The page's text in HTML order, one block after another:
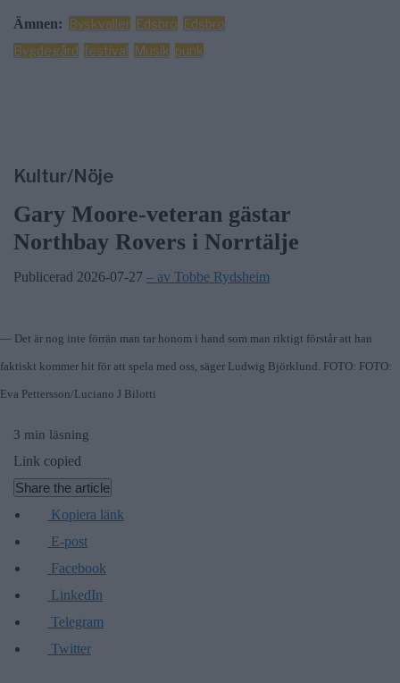
Ämnen: Byskvaller Edsbro Edsbro
Bygdegård festival Musik punk
Kultur/Nöje
Gary Moore-veteran gästar
Northbay Rovers i Norrtälje
Publicerad 2026-07-27 – av Tobbe Rydsheim
— Det är nog inte förrän man tar honom i hand som man riktigt förstår att han
faktiskt kommer hit för att spela med oss, säger Ludwig Björklund. FOTO: FOTO:
Eva Pettersson/Luciano J Bilotti
3 min läsning
Link copied
Share the article
Kopiera länk
E-post
Facebook
LinkedIn
Telegram
Twitter